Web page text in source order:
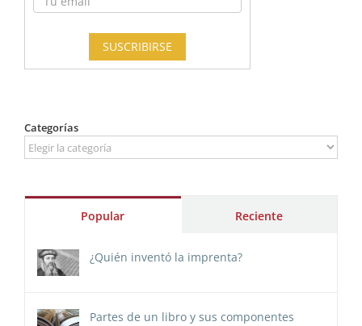
Categorías
Categorías
Popular Reciente
¿Quién inventó la imprenta?
Partes de un libro y sus componentes